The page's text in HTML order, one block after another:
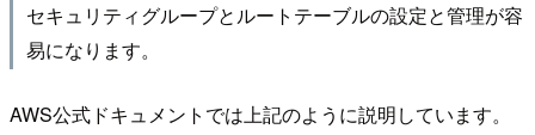
セキュリティグループとルートテーブルの設定と管理が容
易になります。
AWS公式ドキュメントでは上記のように説明しています。